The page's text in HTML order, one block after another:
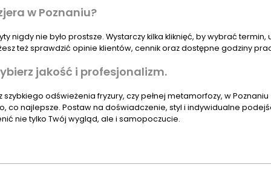
w Poznaniu?
nigdy nie było prostsze. Wystarczy kilka kliknięć, by wybrać termin,
też sprawdzić opinie klientów, cennik oraz dostępne godziny
jakość i profesjonalizm.
szybkiego odświeżenia fryzury, czy pełnej metamorfozy, w
co najlepsze. Postaw na doświadczenie, styl i indywidualne
nie tylko Twój wygląd, ale i samopoczucie.